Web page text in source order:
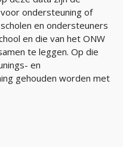
ondersteuning of
en ondersteuners
en die van het ONW
te leggen. Op die
en
gehouden worden met